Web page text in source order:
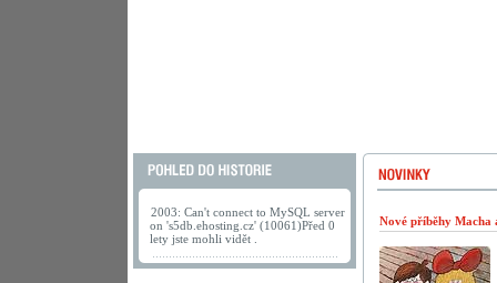
2003: Can't connect to MySQL server
on 's5db.ehosting.cz' (10061)Před 0
lety jste mohli vidět .
Nové příběhy Macha